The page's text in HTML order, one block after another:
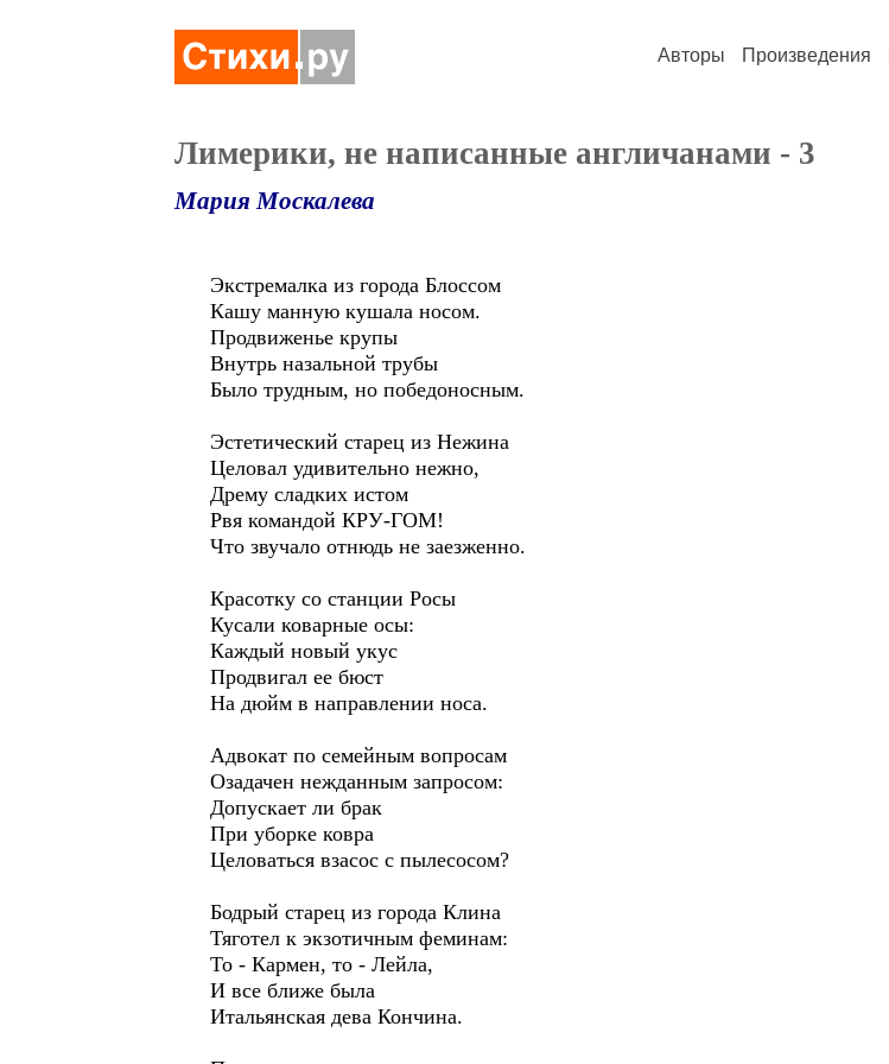
Авторы Произведения
Лимерики, не написанные англичанами - 3
Мария Москалева
Экстремалка из города Блоссом
Кашу манную кушала носом.
Продвиженье крупы
Внутрь назальной трубы
Было трудным, но победоносным.
Эстетический старец из Нежина
Целовал удивительно нежно,
Дрему сладких истом
Рвя командой КРУ-ГОМ!
Что звучало отнюдь не заезженно.
Красотку со станции Росы
Кусали коварные осы:
Каждый новый укус
Продвигал ее бюст
На дюйм в направлении носа.
Адвокат по семейным вопросам
Озадачен нежданным запросом:
Допускает ли брак
При уборке ковра
Целоваться взасос с пылесосом?
Бодрый старец из города Клина
Тяготел к экзотичным феминам:
То - Кармен, то - Лейла,
И все ближе была
Итальянская дева Кончина.